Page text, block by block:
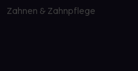
Zahnen & Zahnpflege